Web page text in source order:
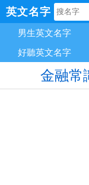
英文名字
男生英文名字
好聽英文名字
金融常